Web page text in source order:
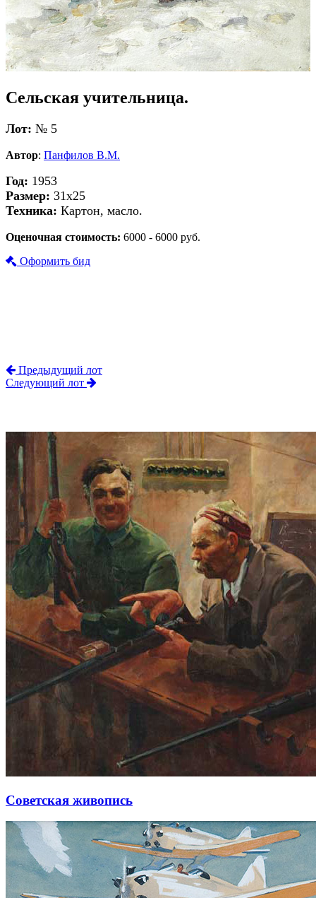
Сельская учительница.
Лот: № 5
Автор: Панфилов В.М.
Год: 1953
Размер: 31х25
Техника: Картон, масло.
Оценочная стоимость: 6000 - 6000 руб.
Оформить бид
Предыдущий лот
Следующий лот
Советская живопись